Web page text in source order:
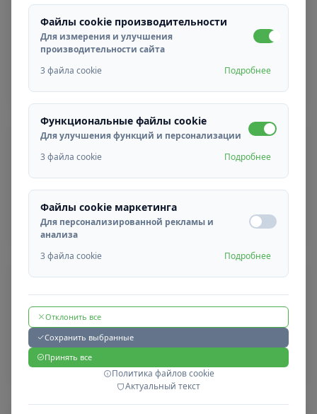
Онлайн заявка
Заполните онлайн-форму заявки для
02
резюме и свяжется с вами.
Собеседование
Проведем онлайн- или очное собеседование с
подходящими кандидатами.
04
Файлы cookie производительности
Для измерения и улучшения
производительности сайта
3 файла cookie
Подробнее
Функциональные файлы cookie
Для улучшения функций и персонализации
3 файла cookie
Подробнее
Файлы cookie маркетинга
Для персонализированной рекламы и
анализа
3 файла cookie
Подробнее
Отклонить все
Сохранить выбранные
Принять все
Политика файлов cookie
Актуальный текст